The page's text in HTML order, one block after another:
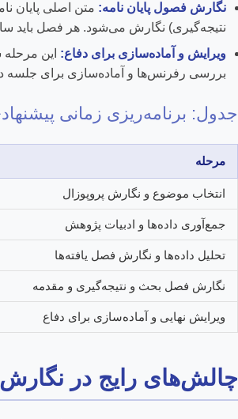
نگارش فصول پایان نامه: متن اصلی پایان
نتیجه‌گیری) نگارش می‌شود. هر فصل باید
ویرایش و آماده‌سازی برای دفاع: این
بررسی رفرنس‌ها و آماده‌سازی برای جلسه
جدول: برنامه‌ریزی زمانی
مرحله
انتخاب موضوع و نگارش پروپوزال
جمع‌آوری داده‌ها و ادبیات پژوهش
تحلیل داده‌ها و نگارش فصل یافته‌ها
نگارش فصل بحث و نتیجه‌گیری و مقدمه
ویرایش نهایی و آماده‌سازی برای دفاع
چالش‌های رایج در نگارش